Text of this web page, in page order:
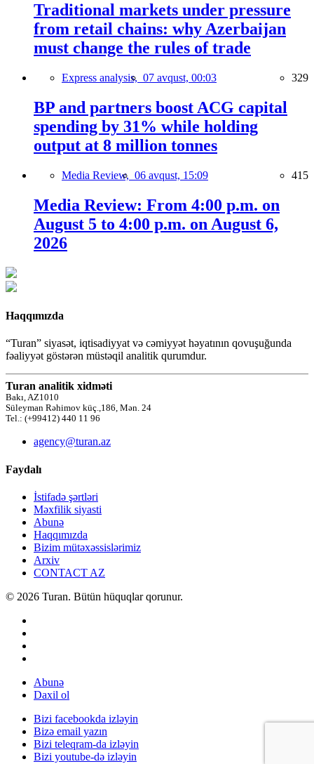
Traditional markets under pressure
from retail chains: why Azerbaijan
must change the rules of trade
Express analysis, 07 avqust, 00:03 329
BP and partners boost ACG capital
spending by 31% while holding
output at 8 million tonnes
Media Review, 06 avqust, 15:09 415
Media Review: From 4:00 p.m. on
August 5 to 4:00 p.m. on August 6,
2026
Haqqımızda
“Turan” siyasət, iqtisadiyyat və cəmiyyət həyatının qovuşuğunda
fəaliyyət göstərən müstəqil analitik qurumdur.
Turan analitik xidməti
Bakı, AZ1010
Süleyman Rəhimov küç.,186, Mən. 24
Tel.: (+99412) 440 11 96
agency@turan.az
Faydalı
İstifadə şərtləri
Məxfilik siyasti
Abunə
Haqqımızda
Bizim mütəxəssislərimiz
Arxiv
CONTACT AZ
© 2026 Turan. Bütün hüquqlar qorunur.
Abunə
Daxil ol
Bizi facebookda izləyin
Bizə email yazın
Bizi teleqram-da izləyin
Bizi youtube-də izləyin